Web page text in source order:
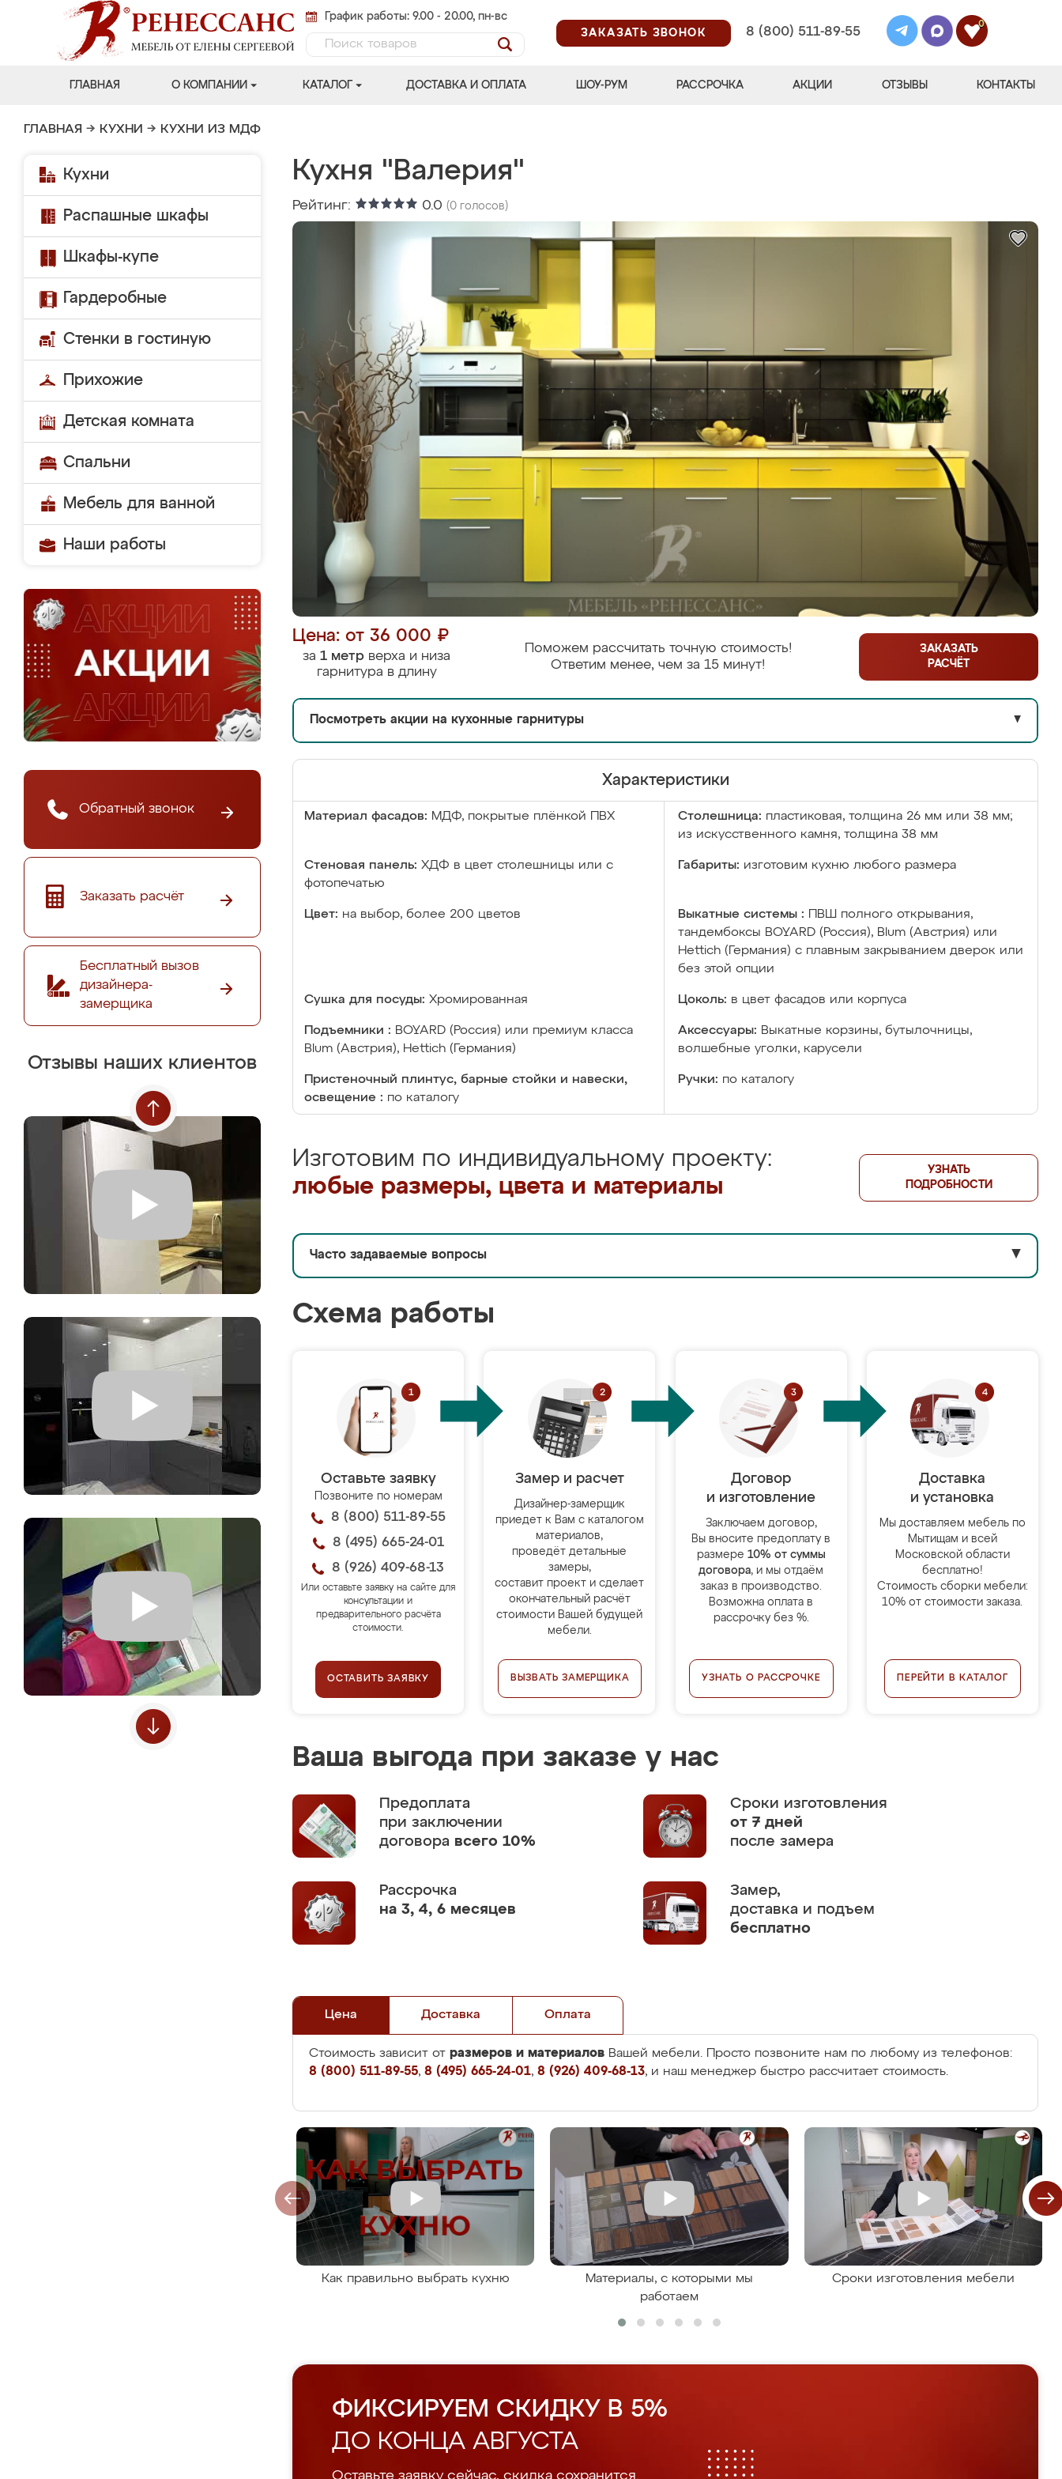
График работы: 9.00 - 20.00, пн-вс
ЗАКАЗАТЬ ЗВОНОК
8 (800) 511-89-55
0
ГЛАВНАЯ О КОМПАНИИ КАТАЛОГ ДОСТАВКА И ОПЛАТА ШОУ-РУМ РАССРОЧКА АКЦИИ ОТЗЫВЫ КОНТАКТЫ
ГЛАВНАЯ → КУХНИ → КУХНИ ИЗ МДФ
Кухни
Распашные шкафы
Шкафы-купе
Гардеробные
Стенки в гостиную
Прихожие
Детская комната
Спальни
Мебель для ванной
Наши работы
Обратный звонок
Заказать расчёт
Бесплатный вызов
дизайнера-
замерщика
Отзывы наших клиентов
Кухня "Валерия"
Рейтинг: 0.0 (0 голосов)
Цена: от 36 000 ₽
за 1 метр верха и низа
гарнитура в длину
Поможем рассчитать точную стоимость!
Ответим менее, чем за 15 минут!
ЗАКАЗАТЬ
РАСЧЁТ
Посмотреть акции на кухонные гарнитуры ▼
Характеристики
Материал фасадов: МДФ, покрытые плёнкой ПВХ Столешница: пластиковая, толщина 26 мм или 38 мм;
из искусственного камня, толщина 38 мм
Стеновая панель: ХДФ в цвет столешницы или с
фотопечатью
Габариты: изготовим кухню любого размера
Цвет: на выбор, более 200 цветов Выкатные системы :
ПВШ полного открывания,
тандембоксы BOYARD (Россия), Blum (Австрия) или
Hettich (Германия) с плавным закрыванием дверок или
без этой опции
Сушка для посуды: Хромированная Цоколь: в цвет фасадов или корпуса
Подъемники : BOYARD (Россия) или премиум класса
Blum (Австрия), Hettich (Германия)
Аксессуары: Выкатные корзины, бутылочницы,
волшебные уголки, карусели
Пристеночный плинтус, барные стойки и навески,
освещение : по каталогу
Ручки: по каталогу
Изготовим по индивидуальному проекту:
любые размеры, цвета и материалы
УЗНАТЬ
ПОДРОБНОСТИ
Часто задаваемые вопросы ▼
Схема работы
Оставьте заявку
Позвоните по номерам
8 (800) 511-89-55
8 (495) 665-24-01
8 (926) 409-68-13
Или оставьте заявку на сайте для
консультации и
предварительного расчёта
стоимости.
ОСТАВИТЬ ЗАЯВКУ
Замер и расчет
Дизайнер-замерщик
приедет к Вам с каталогом
материалов,
проведёт детальные
замеры,
составит проект и сделает
окончательный расчёт
стоимости Вашей будущей
мебели.
ВЫЗВАТЬ ЗАМЕРЩИКА
Договор
и изготовление
Заключаем договор,
Вы вносите предоплату в
размере 10% от суммы
договора, и мы отдаём
заказ в производство.
Возможна оплата в
рассрочку без %.
УЗНАТЬ О РАССРОЧКЕ
Доставка
и установка
Мы доставляем мебель по
Мытищам и всей
Московской области
бесплатно!
Стоимость сборки мебели:
10% от стоимости заказа.
ПЕРЕЙТИ В КАТАЛОГ
Ваша выгода при заказе у нас
Предоплата
при заключении
договора всего 10%
Сроки изготовления
от 7 дней
после замера
Рассрочка
на 3, 4, 6 месяцев
Замер,
доставка и подъем
бесплатно
Цена Доставка Оплата
Стоимость зависит от размеров и материалов Вашей мебели. Просто позвоните нам по любому из телефонов:
8 (800) 511-89-55, 8 (495) 665-24-01, 8 (926) 409-68-13, и наш менеджер быстро рассчитает стоимость.
Как правильно выбрать кухню
Материалы, с которыми мы
работаем
Сроки изготовления мебели
ФИКСИРУЕМ СКИДКУ В 5%
ДО КОНЦА АВГУСТА
Оставьте заявку сейчас, скидка сохранится.